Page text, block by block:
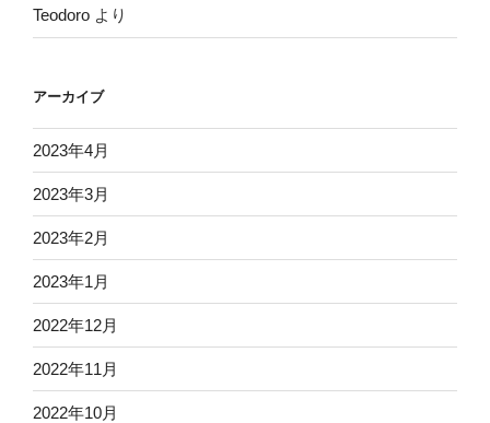
Teodoro より
アーカイブ
2023年4月
2023年3月
2023年2月
2023年1月
2022年12月
2022年11月
2022年10月